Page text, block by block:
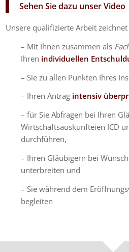
Sehen Sie dazu unser Video
Unsere qualifizierte Arbeit
– Mit Ihnen zusammen als
Ihren individuellen
– Sie zu allen Punkten Ihres
– Ihren Antrag intensiv
– für Sie Abfragen bei Ihren
Wirtschaftsauskunfteien ICD
durchführen,
– Ihren Gläubigern bei
unterbreiten und
– Sie während dem
begleiten